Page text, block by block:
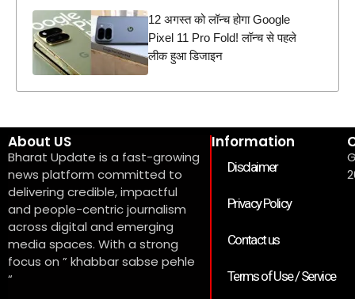
12 अगस्त को लॉन्च होगा Google
Pixel 11 Pro Fold! लॉन्च से पहले
लीक हुआ डिजाइन
About US
Bharat Update is a fast-growing
news platform committed to
delivering credible, impactful
and people-centric journalism
across digital and emerging
media spaces. With a strong
focus on ” khabbar sabse pehle
“
Information
Disclaimer
Privacy Policy
Contact us
Terms of Use / Service